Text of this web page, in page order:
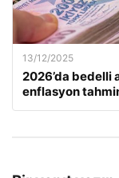
13/12/2025
2026’da bedelli
enflasyon